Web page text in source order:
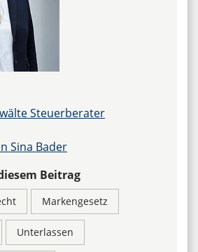
Steuerberater
Sina Bader
Beitrag
Markengesetz
Unterlassen